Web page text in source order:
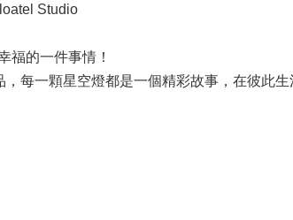
Studio
福的一件事情！
，每一顆星空燈都是一個精彩故事，在彼此